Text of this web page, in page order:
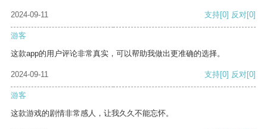
2024-09-11 支持[0] 反对[0]
游客
这款app的用户评论非常真实，可以帮助我做出更准确的选择。
2024-09-11 支持[0] 反对[0]
游客
这款游戏的剧情非常感人，让我久久不能忘怀。